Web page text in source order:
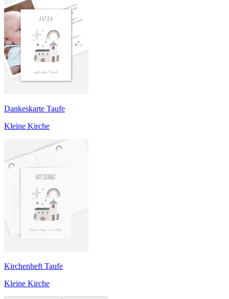
Dankeskarte Taufe
Kleine Kirche
Kirchenheft Taufe
Kleine Kirche